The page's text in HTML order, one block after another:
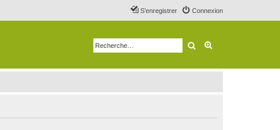
Connexion
S’enregistrer
Rechercher